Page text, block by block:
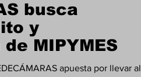
busca
y
MIPYMES
apuesta por llevar al